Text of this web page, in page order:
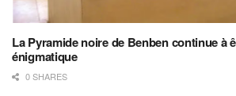
La Pyramide noire de Benben continue à
énigmatique
0 SHARES